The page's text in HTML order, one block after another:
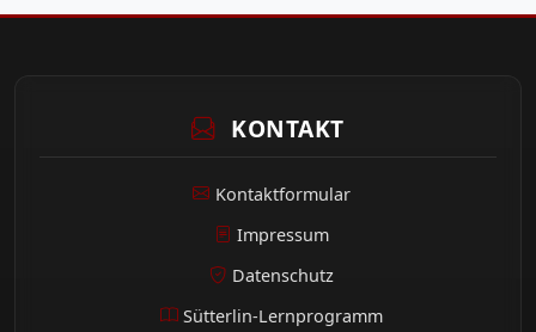
KONTAKT
Kontaktformular
Impressum
Datenschutz
Sütterlin-Lernprogramm